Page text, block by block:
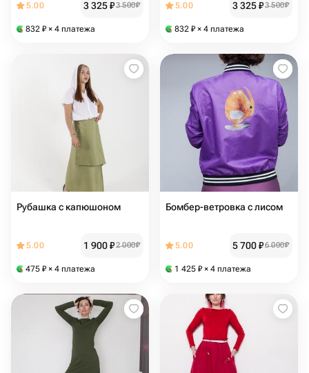
5.00 3 325₽3 500₽
832 ₽ × 4 платежа
5.00 3 325₽3 500₽
832 ₽ × 4 платежа
Рубашка с капюшоном
5.00 1 900₽2 000₽
475 ₽ × 4 платежа
Бомбер-ветровка с лисом
5.00 5 700₽6 000₽
1 425 ₽ × 4 платежа